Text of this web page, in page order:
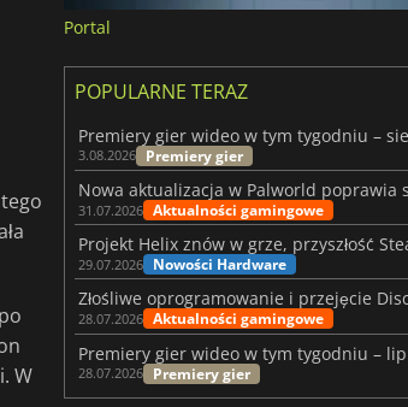
W
Portal
POPULARNE TERAZ
3.08.2026 Premiery gier
31.07.2026 Aktualności gamingowe
29.07.2026 Nowości Hardware
28.07.2026 Aktualności gamingowe
28.07.2026 Premiery gier